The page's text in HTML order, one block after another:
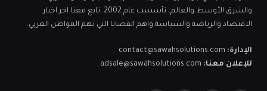
والشرق الأوسط والعالم، تأسست عام 2002. تابع معنا اخر اخبار
الاقتصاد والرياضة والسياسة واهم القضايا التي تهم المواطن العربي.
الإدارة: contact@sawahsolutions.com
للإعلان معنا: adsale@sawahsolutions.com